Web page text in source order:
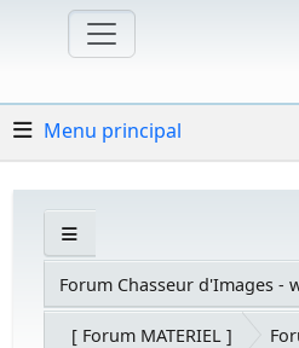
Menu principal
Forum Chasseur d'Images -
[ Forum MATERIEL ]